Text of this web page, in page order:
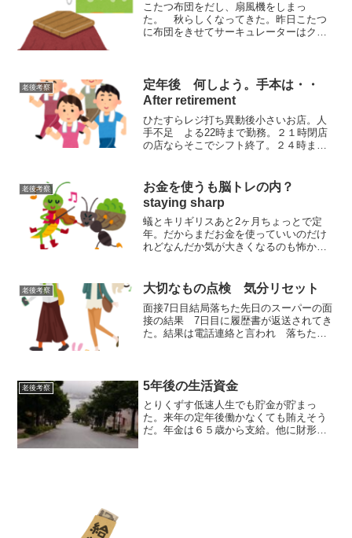
こたつ布団をだし、扇風機をしまっ
た。 秋らしくなってきた。昨日こたつ
に布団をきせてサーキュレーターはクロ
時半くらいに起きるのだが朝...
老後考察
定年後 何しよう。手本は・・
After retirement
ひたすらレジ打ち異動後小さいお店。人
手不足 よる22時まで勤務。２１時閉店
の店ならそこでシフト終了。２４時まで
で勤務レジ閉めできるパートもいるが
アルバイトがいないから...
老後考察
お金を使うも脳トレの内？
staying sharp
蟻とキリギリスあと2ヶ月ちょっとで定
年。だからまだお金を使っていいのだけ
れどなんだか気が大きくなるのも怖かっ
う・・・しかし 楽しみのない人生っ味
気ないブログを始めた＋パソコン...
老後考察 大切なもの点検 気分リセット
面接7日目結局落ちた先日のスーパーの面
接の結果 7日目に履歴書が返送されてき
た。結果は電話連絡と言われ 落ちた時
して落ちる人は履歴書...
老後考察 5年後の生活資金
とりくずす低速人生でも貯金が貯まっ
た。来年の定年後働かなくても賄えそう
だ。年金は６５歳から支給。他に財形年